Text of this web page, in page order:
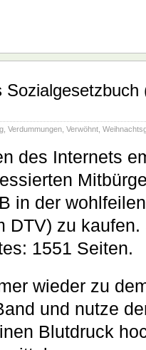
Verdummungen Verwöhnt
des Internets
in der
DTV) zu
1551 Seiten.
wieder zu
und nutze
Blutdruck